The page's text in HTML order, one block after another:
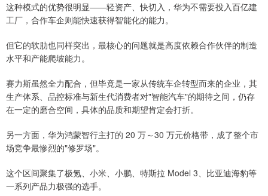
这种模式的优势很明显——轻资产、快切入，华为不需要投入百亿建
工厂，合作车企则能快速获得智能化的能力。
但它的软肋也同样突出，最核心的问题就是高度依赖合作伙伴的制造
水平和产能爬坡能力。
赛力斯虽然全力配合，但毕竟是一家从传统车企转型而来的企业，其
生产体系、品控标准与新生代消费者对"智能汽车"的期待之间，仍存
在一定的磨合空间，具体的品质和期望肯定会打折。
另一方面，华为鸿蒙智行主打的 20 万～30 万元价格带，成了整个市
场竞争最惨烈的"修罗场"。
这个区间聚集了极氪、小米、小鹏、特斯拉 Model 3、比亚迪海豹等
一系列产品力极强的选手。